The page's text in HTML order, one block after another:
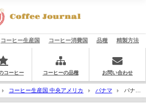
コーヒー生産国 コーヒー消費国 品種 精製方法
コーヒー コーヒーの品種 お問い合わせ
コーヒー生産国 中央アメリカ パナマ
パナマ